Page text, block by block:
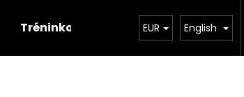
Tréninkové vybavení Kimona
EUR English
for?